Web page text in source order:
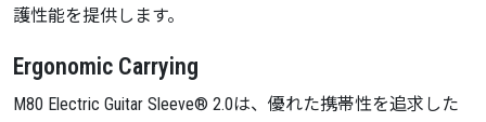
護性能を提供します。
Ergonomic Carrying
M80 Electric Guitar Sleeve® 2.0は、優れた携帯性を追求した